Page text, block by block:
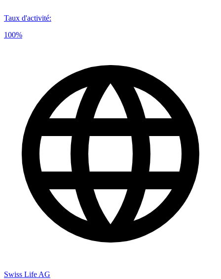
Taux d'activité:
100%
Swiss Life AG